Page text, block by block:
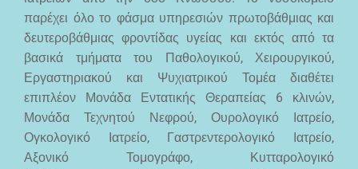
παρέχει όλο το φάσμα υπηρεσιών πρωτοβάθμιας και
δευτεροβάθμιας φροντίδας υγείας και εκτός από τα
βασικά τμήματα του Παθολογικού, Χειρουργικού,
Εργαστηριακού και Ψυχιατρικού Τομέα διαθέτει
επιπλέον Μονάδα Εντατικής Θεραπείας 6 κλινών,
Μονάδα Τεχνητού Νεφρού, Ουρολογικό Ιατρείο,
Ογκολογικό Ιατρείο, Γαστρεντερολογικό Ιατρείο,
Αξονικό Τομογράφο, Κυτταρολογικό